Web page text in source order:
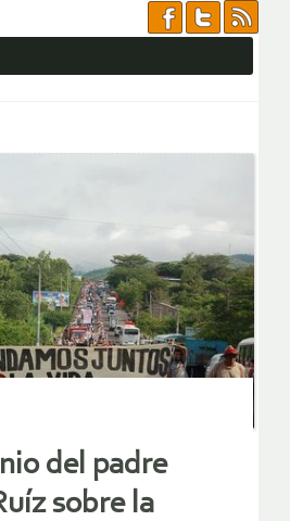
del padre
sobre la